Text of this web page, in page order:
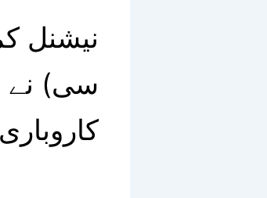
نیشنل
سی) نے